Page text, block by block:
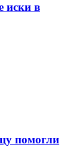
иски в
помогли